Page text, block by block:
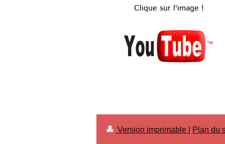
Clique sur l'image !
Version imprimable Plan du